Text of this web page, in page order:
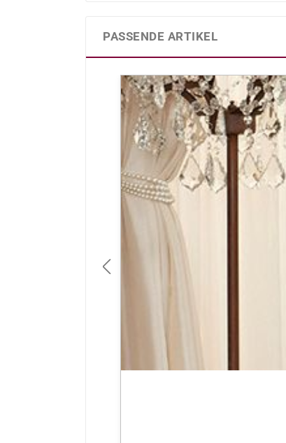
PASSENDE ARTIKEL
Produktgalerie überspringen